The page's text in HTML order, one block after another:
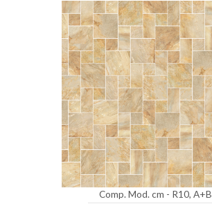
Comp. Mod. cm - R10, A+B